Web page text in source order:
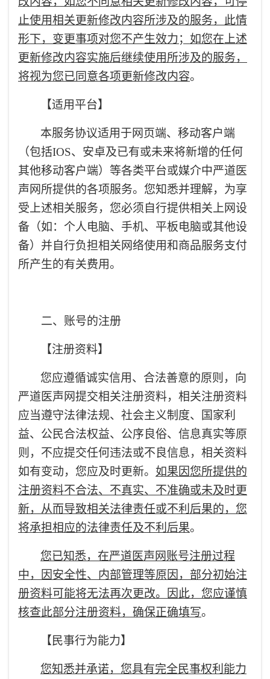
止使用相关更新修改内容所涉及的服务，此情
形下，变更事项对您不产生效力；如您在上述
更新修改内容实施后继续使用所涉及的服务，
将视为您已同意各项更新修改内容。
【适用平台】
本服务协议适用于网页端、移动客户端
（包括IOS、安卓及已有或未来将新增的任何
其他移动客户端）等各类平台或媒介中严道医
声网所提供的各项服务。您知悉并理解，为享
受上述相关服务，您必须自行提供相关上网设
备（如：个人电脑、手机、平板电脑或其他设
备）并自行负担相关网络使用和商品服务支付
所产生的有关费用。
二、账号的注册
【注册资料】
您应遵循诚实信用、合法善意的原则，向
严道医声网提交相关注册资料，相关注册资料
应当遵守法律法规、社会主义制度、国家利
益、公民合法权益、公序良俗、信息真实等原
则，不应提交任何违法或不良信息，相关资料
如有变动，您应及时更新。 如果因您所提供的
注册资料不合法、不真实、不准确或未及时更
新，从而导致相关法律责任或不利后果的，您
将承担相应的法律责任及不利后果。
您已知悉，在严道医声网账号注册过程
中，因安全性、内部管理等原因，部分初始注
册资料可能将无法再次更改。因此，您应谨慎
核查此部分注册资料，确保正确填写。
【民事行为能力】
您知悉并承诺，您具有完全民事权利能力